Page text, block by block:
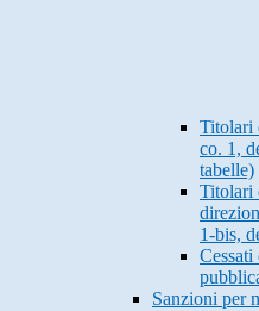
Titolari
co. 1,
tabelle)
Titolari
1-bis,
Sanzioni per